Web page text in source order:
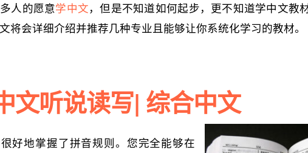
人的愿意学中文，但是不知道如何起步，更不知道学中文教
将会详细介绍并推荐几种专业且能够让你系统化学习的教材。
文听说读写| 综合中文
好地掌握了拼音规则。您完全能够在